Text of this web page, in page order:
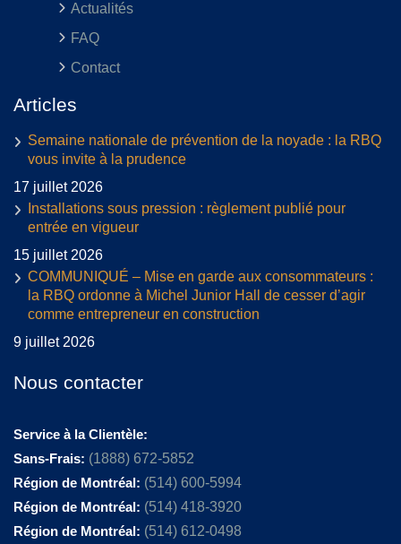
Actualités
FAQ
Contact
Articles
Semaine nationale de prévention de la noyade : la RBQ
vous invite à la prudence
17 juillet 2026
Installations sous pression : règlement publié pour
entrée en vigueur
15 juillet 2026
COMMUNIQUÉ – Mise en garde aux consommateurs :
la RBQ ordonne à Michel Junior Hall de cesser d’agir
comme entrepreneur en construction
9 juillet 2026
Nous contacter
Service à la Clientèle:
Sans-Frais: (1888) 672-5852
Région de Montréal: (514) 600-5994
Région de Montréal: (514) 418-3920
Région de Montréal: (514) 612-0498